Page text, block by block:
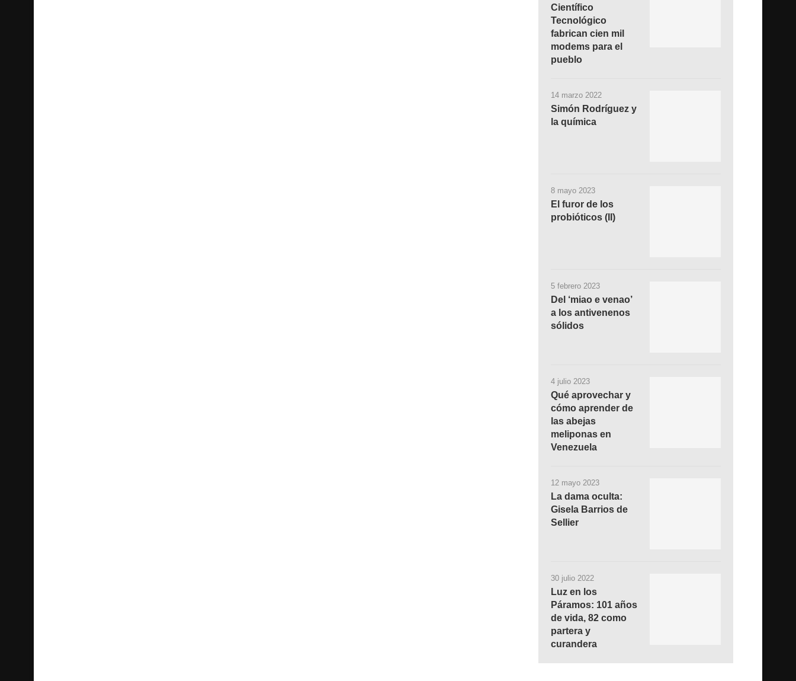
Científico
Tecnológico
fabrican cien mil
modems para el
pueblo
14 marzo 2022
Simón Rodríguez y
la química
8 mayo 2023
El furor de los
probióticos (II)
5 febrero 2023
Del ‘miao e venao’
a los antivenenos
sólidos
4 julio 2023
Qué aprovechar y
cómo aprender de
las abejas
meliponas en
Venezuela
12 mayo 2023
La dama oculta:
Gisela Barrios de
Sellier
30 julio 2022
Luz en los
Páramos: 101 años
de vida, 82 como
partera y
curandera